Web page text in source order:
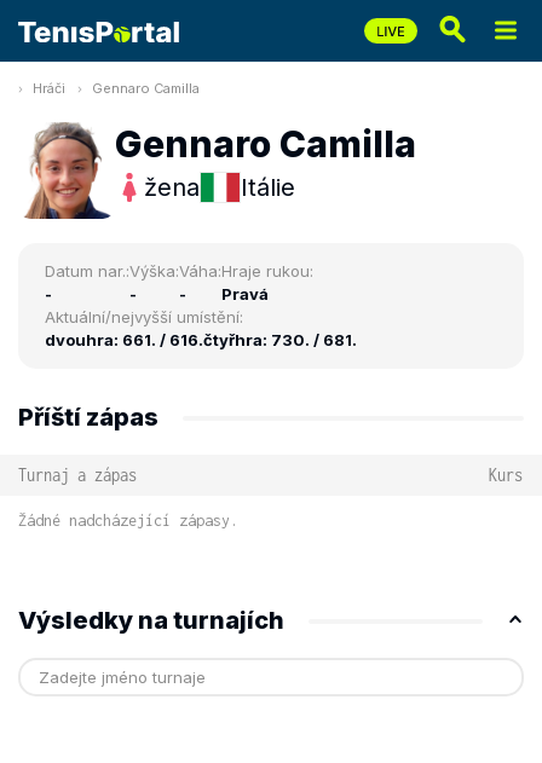
Hráči Gennaro Camilla
Gennaro Camilla
žena Itálie
Datum nar.:
-
Výška:
-
Váha:
-
Hraje rukou:
Pravá
Aktuální/nejvyšší umístění:
dvouhra: 661. / 616.čtyřhra: 730. / 681.
Příští zápas
Turnaj a zápas Kurs
Žádné nadcházející zápasy.
Výsledky na turnajích